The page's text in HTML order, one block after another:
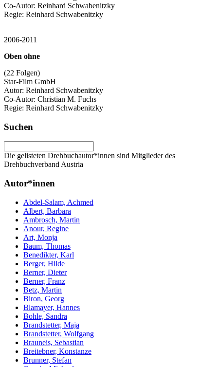
Co-Autor: Reinhard Schwabenitzky
Regie: Reinhard Schwabenitzky
2006-2011
Oben ohne
(22 Folgen)
Star-Film GmbH
Autor: Reinhard Schwabenitzky
Co-Autor: Christian M. Fuchs
Regie: Reinhard Schwabenitzky
Suchen
Die gelisteten Drehbuchautor*innen sind Mitglieder des
Drehbuchverband Austria
Autor*innen
Abdel-Salam, Achmed
Albert, Barbara
Ambrosch, Martin
Anour, Regine
Art, Monja
Baum, Thomas
Benedikter, Karl
Berger, Hilde
Berner, Dieter
Berner, Franz
Betz, Martin
Biron, Georg
Blamayer, Hannes
Bohle, Sandra
Brandstetter, Maja
Brandstetter, Wolfgang
Brauneis, Sebastian
Breitebner, Konstanze
Brunner, Stefan